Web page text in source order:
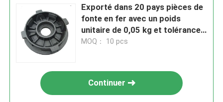
Exporté dans 20 pays pièces de
fonte en fer avec un poids
unitaire de 0,05 kg et tolérance
CT6-CT8
MOQ： 10 pcs
Continuer